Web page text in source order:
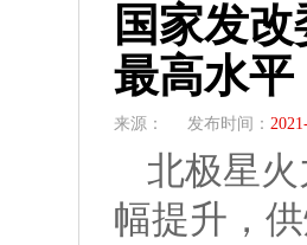
国家发
最高水平
来源： 发布时间：
北极星
幅提升，